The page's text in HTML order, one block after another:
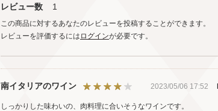
レビュー数
1
この商品に対するあなたのレビューを投稿することができます。
レビューを評価するには ログインが必要です。
南イタリアのワイン 2023/05/06 17:52
しっかりした味わいの、肉料理に合いそうなワインです。